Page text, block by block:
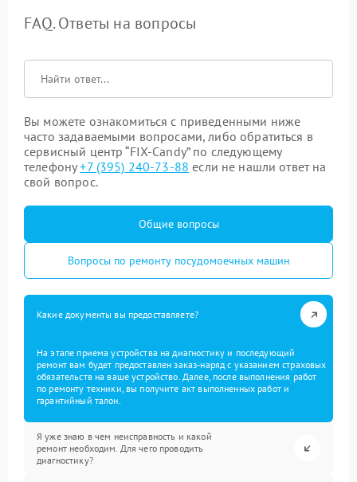
FAQ. Ответы на вопросы
Вы можете ознакомиться с приведенными ниже
часто задаваемыми вопросами, либо обратиться в
сервисный центр “FIX-Candy” по следующему
телефону+7 (395) 240-73-88 если не нашли ответ на
свой вопрос.
Общие вопросы
Вопросы по ремонту посудомоечных машин
Какие документы вы предоставляете?
На этапе приема устройства на диагностику и последующий
ремонт вам будет предоставлен заказ-наряд с указанием страховых
обязательств на ваше устройство. Далее, после выполнения работ
по ремонту техники, вы получите акт выполненных работ и
гарантийный талон.
Я уже знаю в чем неисправность и какой
ремонт необходим. Для чего проводить
диагностику?